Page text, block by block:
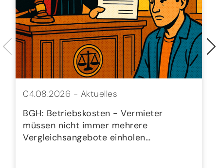
04.08.2026 - Aktuelles
BGH: Betriebskosten - Vermieter
müssen nicht immer mehrere
Vergleichsangebote einholen…